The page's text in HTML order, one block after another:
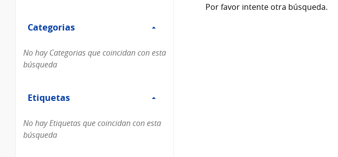
Categorias
Categorias
No hay Categorias que coincidan con esta
búsqueda
Etiquetas
Etiquetas
No hay Etiquetas que coincidan con esta
búsqueda
Por favor intente otra búsqueda.